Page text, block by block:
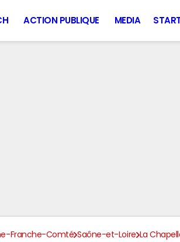
ACTION PUBLIQUE MEDIA
Franche-Comté Saône-et-Loire La